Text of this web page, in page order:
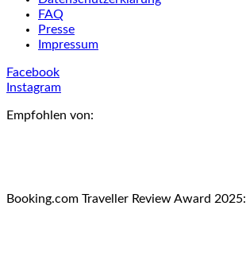
FAQ
Presse
Impressum
Facebook
Instagram
Empfohlen von:
Booking.com Traveller Review Award 2025: